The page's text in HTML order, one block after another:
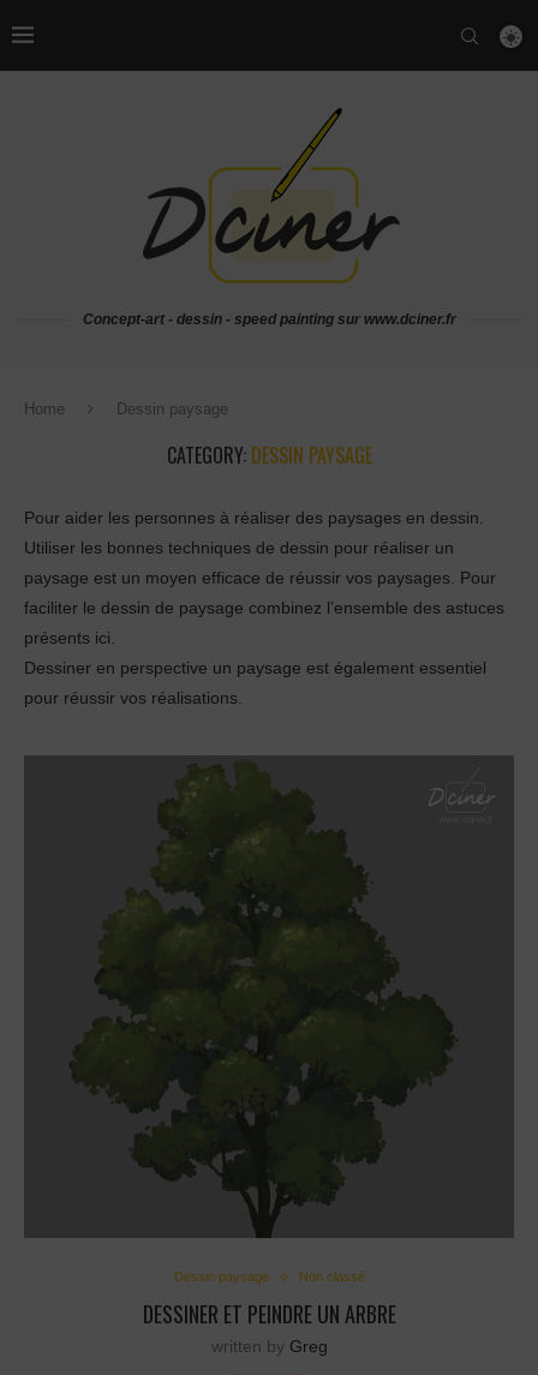
Concept-art - dessin - speed painting sur www.dciner.fr
Home Dessin paysage
CATEGORY: DESSIN PAYSAGE
Pour aider les personnes à réaliser des paysages en dessin.
Utiliser les bonnes techniques de dessin pour réaliser un
paysage est un moyen efficace de réussir vos paysages. Pour
faciliter le dessin de paysage combinez l’ensemble des astuces
présents ici.
Dessiner en perspective un paysage est également essentiel
pour réussir vos réalisations.
Dessin paysage Non classé
DESSINER ET PEINDRE UN ARBRE
written by Greg